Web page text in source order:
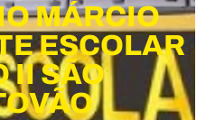
MÁRCIO
ESCOLAR
II SÃO